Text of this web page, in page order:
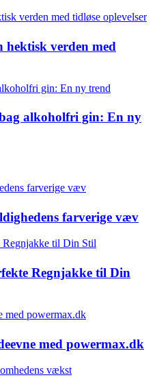
hektisk verden med
alkoholfri gin: En ny
farverige væv
Regnjakke til Din
med powermax.dk